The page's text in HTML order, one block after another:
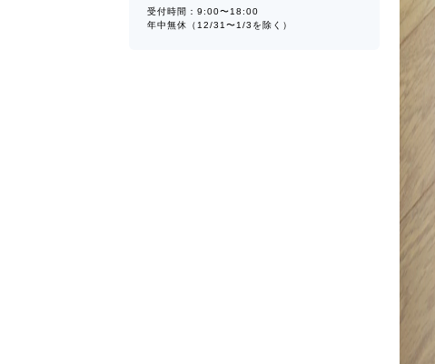
受付時間：9:00〜18:00
年中無休（12/31〜1/3を除く）